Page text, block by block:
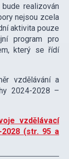
realizován
nejsou zcela
aktivita pouze
program pro
který se řídí
vzdělávání a
2024-2028 –
vzdělávací
(str. 95 a